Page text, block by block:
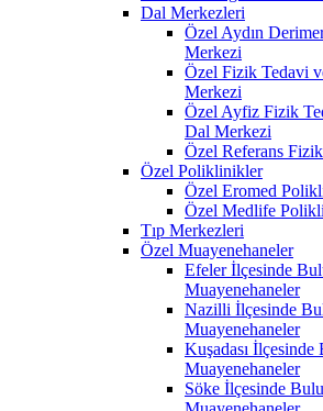
Dal Merkezleri
Özel Aydın
Merkezi
Özel Fizik Tedavi
Merkezi
Özel Ayfiz Fizik
Dal Merkezi
Özel Referans
Özel Poliklinikler
Özel Eromed
Özel Medlife
Tıp Merkezleri
Özel Muayenehaneler
Efeler İlçesinde
Muayenehaneler
Nazilli İlçesinde
Muayenehaneler
Kuşadası İlçesinde
Muayenehaneler
Söke İlçesinde